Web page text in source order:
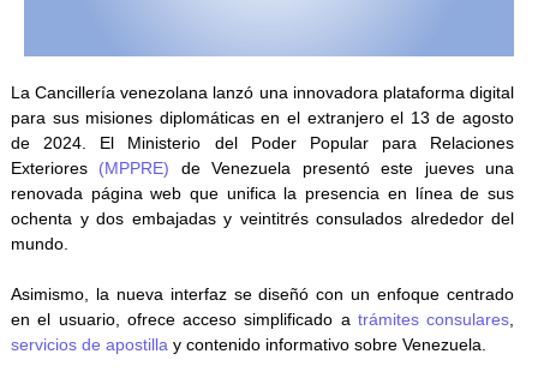
La Cancillería venezolana lanzó una innovadora plataforma digital
para sus misiones diplomáticas en el extranjero el 13 de agosto
de 2024. El Ministerio del Poder Popular para Relaciones
Exteriores (MPPRE) de Venezuela presentó este jueves una
renovada página web que unifica la presencia en línea de sus
ochenta y dos embajadas y veintitrés consulados alrededor del
mundo.
Asimismo, la nueva interfaz se diseñó con un enfoque centrado
en el usuario, ofrece acceso simplificado a trámites consulares
servicios de apostilla y contenido informativo sobre Venezuela.